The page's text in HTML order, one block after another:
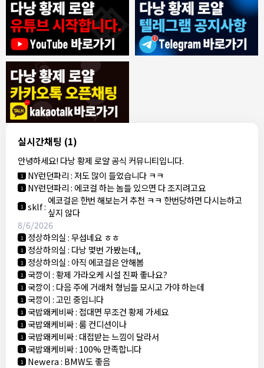
실시간채팅 (1)
안녕하세요! 다낭 황제 로얄 공식 커뮤니티입니다.
8/4/2026
1 모기한테물림:여기도 문의해보면 바로 알려줌
1 모기한테물림:정찰가보다 쌀수 없음
1 결혼안해:ㄹㅇ 팩트 ㅋㅋㅋㅋ
결혼안해:ㄹㅇ 팩트 ㅋㅋㅋㅋ
8/5/2026
NY런던파리 :다낭 에코걸 여기서 예약 가능한가요?
1 3군:에코걸 좀 조심 하는게 좋음
1 NY런던파리:저도 많이 들었습니다 ㅋㅋ
1 NY런던파리: 에코걸 하는 놈들 있으면 다 조지려고요
1 sklf: 에코걸은 한번 해보는거 추천 ㅋㅋ 한번당하면 다시는하고
싶지 않다
8/6/2026
1 정상하의실:무섭네요 ㅎㅎ
1 정상하의실: 다낭 몇번 가봤는데,,
1 정상하의실: 아직 에코걸은 안해봄
1 국깡이:황제 가라오케 시설 진짜 좋나요?
1 국깡이: 다음 주에 거래처 형님들 모시고 가야 하는데
1 국깡이:고민 중입니다
1 국밥왜케비싸: 접대면 무조건 황제 가세요
1 국밥왜케비싸:룸 컨디션이나
1 국밥왜케비싸: 대접받는 느낌이 달라서
1 국밥왜케비싸: 100% 만족합니다
1 Newera: BMW도 좋음